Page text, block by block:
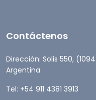
Contáctenos
Dirección: Solis 550,
Argentina
Tel: +54 911 4381 3913